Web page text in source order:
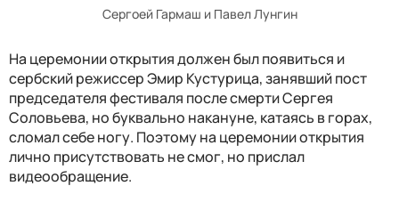
Сергоей Гармаш и Павел Лунгин
На церемонии открытия должен был появиться и
сербский режиссер Эмир Кустурица, занявший пост
председателя фестиваля после смерти Сергея
Соловьева, но буквально накануне, катаясь в горах,
сломал себе ногу. Поэтому на церемонии открытия
лично присутствовать не смог, но прислал
видеообращение.